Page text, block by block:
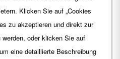
Klicken Sie auf „Cookies
zu akzeptieren und direkt zur
oder klicken Sie auf
eine detaillierte Beschreibung